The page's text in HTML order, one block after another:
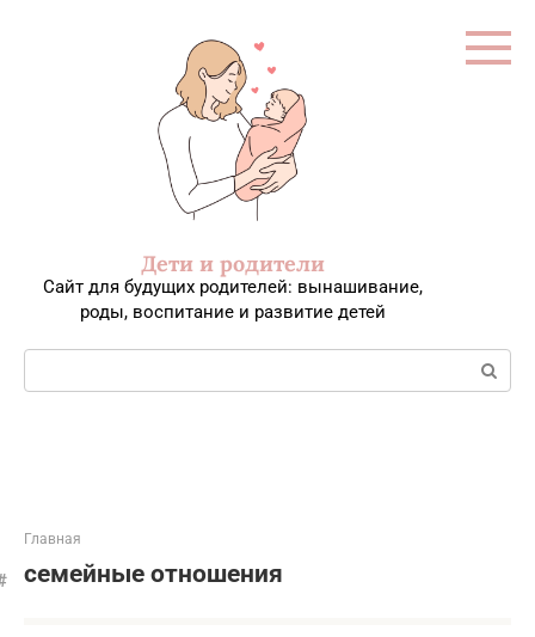
Дети и родители
Сайт для будущих родителей: вынашивание,
роды, воспитание и развитие детей
Поиск:
Главная
семейные отношения